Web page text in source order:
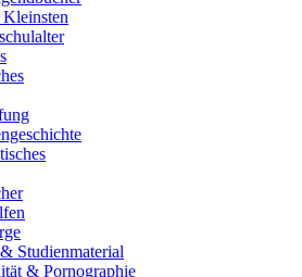
Studienmaterial
& Pornographie